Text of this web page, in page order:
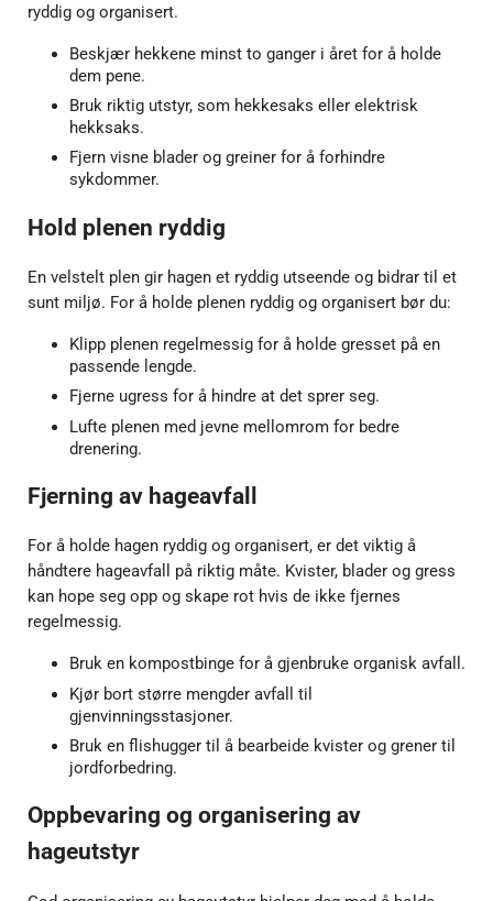
ryddig og organisert.
Beskjær hekkene minst to ganger i året for å holde
dem pene.
Bruk riktig utstyr, som hekkesaks eller elektrisk
hekksaks.
Fjern visne blader og greiner for å forhindre
sykdommer.
Hold plenen ryddig
En velstelt plen gir hagen et ryddig utseende og bidrar til et
sunt miljø. For å holde plenen ryddig og organisert bør du:
Klipp plenen regelmessig for å holde gresset på en
passende lengde.
Fjerne ugress for å hindre at det sprer seg.
Lufte plenen med jevne mellomrom for bedre
drenering.
Fjerning av hageavfall
For å holde hagen ryddig og organisert, er det viktig å
håndtere hageavfall på riktig måte. Kvister, blader og gress
kan hope seg opp og skape rot hvis de ikke fjernes
regelmessig.
Bruk en kompostbinge for å gjenbruke organisk avfall.
Kjør bort større mengder avfall til
gjenvinningsstasjoner.
Bruk en flishugger til å bearbeide kvister og grener til
jordforbedring.
Oppbevaring og organisering av
hageutstyr